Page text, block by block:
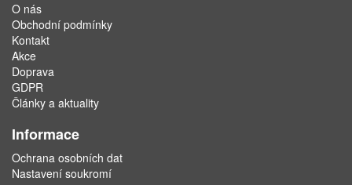
O nás
Obchodní podmínky
Kontakt
Akce
Doprava
GDPR
Články a aktuality
Informace
Ochrana osobních dat
Nastavení soukromí